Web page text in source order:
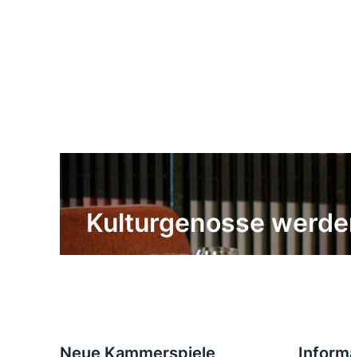
Kulturgenosse
Neue Kammerspiele